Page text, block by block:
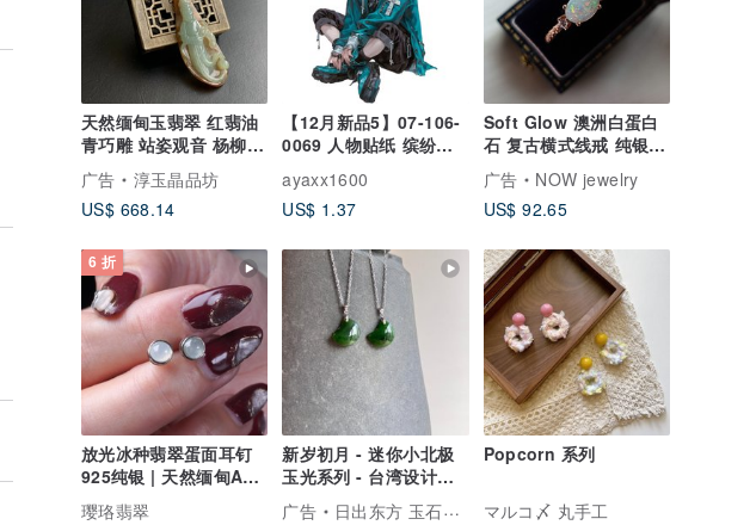
天然缅甸玉翡翠 红翡油
青巧雕 站姿观音 杨柳观
音 药王观音
广告
淳玉晶品坊
US$ 668.14
【12月新品5】07-106-
0069 人物贴纸 缤纷色
ayaxx1600
US$ 1.37
Soft Glow 澳洲白蛋白
石 复古横式线戒 纯银玫
瑰金 低调典雅设计
广告
NOW jewelry
US$ 92.65
6 折
放光冰种翡翠蛋面耳钉
925纯银 | 天然缅甸A货
翡翠 | 送礼
璎珞翡翠
新岁初月 - 迷你小北极
玉光系列 - 台湾设计雕
刻之翠玉项链
广告
日出东方 玉石作坊 Oriental Sunrise
Popcorn 系列
マルコ〆 丸手工